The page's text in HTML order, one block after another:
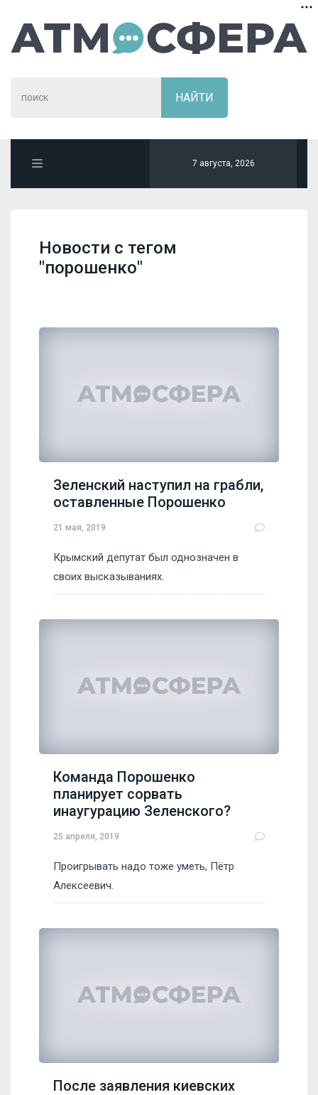
7 августа, 2026
Новости с тегом
"порошенко"
Зеленский наступил на грабли,
оставленные Порошенко
21 мая, 2019
Крымский депутат был однозначен в
своих высказываниях.
Команда Порошенко
планирует сорвать
инаугурацию Зеленского?
25 апреля, 2019
Проигрывать надо тоже уметь, Пётр
Алексеевич.
После заявления киевских